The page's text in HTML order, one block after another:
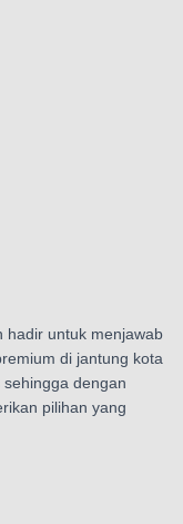
hadir untuk menjawab
di jantung kota
dengan
pilihan yang